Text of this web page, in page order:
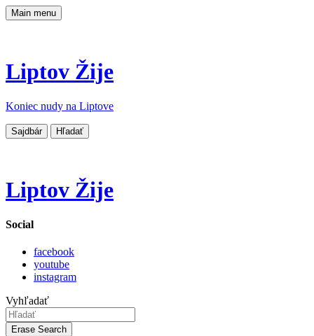
Main menu
Liptov Žije
Koniec nudy na Liptove
Sajdbár Hľadať
Liptov Žije
Social
facebook
youtube
instagram
Vyhľadať
Erase Search